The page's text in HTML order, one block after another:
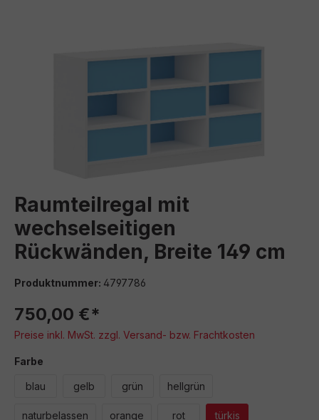
Raumteilregal mit
wechselseitigen
Rückwänden, Breite 149 cm
Produktnummer: 4797786
750,00 €*
Preise inkl. MwSt. zzgl. Versand- bzw. Frachtkosten
Farbe
blau gelb grün hellgrün
naturbelassen orange rot türkis